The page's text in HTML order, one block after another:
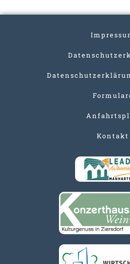
Kontakt